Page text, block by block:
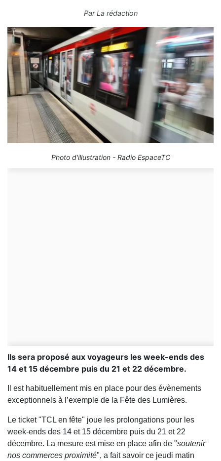
ParLa rédaction
Photo d'illustration - Radio EspaceTC
Ils sera proposé aux voyageurs les week-ends des
14 et 15 décembre puis du 21 et 22 décembre.
Il est habituellement mis en place pour des évènements
exceptionnels à l’exemple de la Fête des Lumières.
Le ticket "TCL en fête" joue les prolongations pour les
week-ends des 14 et 15 décembre puis du 21 et 22
décembre. La mesure est mise en place afin de "soutenir
nos commerces proximité", a fait savoir ce jeudi matin